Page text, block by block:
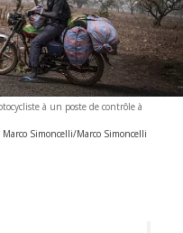
à un poste de contrôle à
Marco Simoncelli/Marco Simoncelli